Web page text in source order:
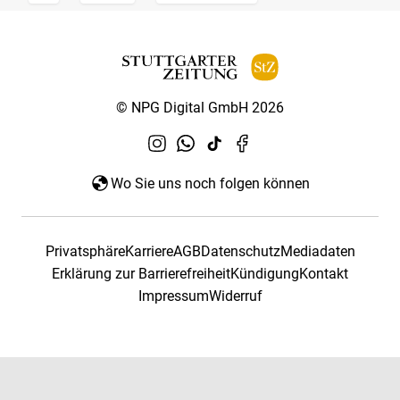
© NPG Digital GmbH 2026
Wo Sie uns noch folgen können
PrivatsphäreKarriereAGBDatenschutzMediadaten
Erklärung zur BarrierefreiheitKündigungKontakt
ImpressumWiderruf